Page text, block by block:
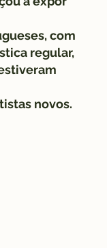
com
regular,
novos.